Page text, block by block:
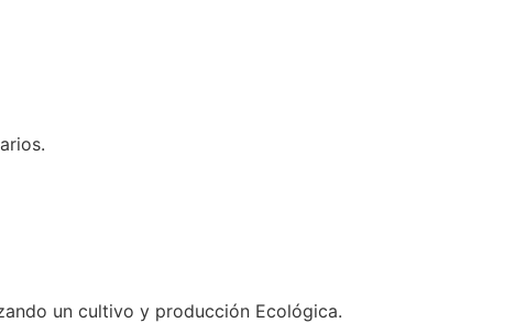
un cultivo y producción Ecológica.